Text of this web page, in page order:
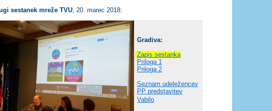
sestanek mreže TVU , 20. marec 2018:
Gradiva:
Zapis sestanka
Priloga 1
Priloga 2
Seznam udeležencev
PP predstavitev
Vabilo